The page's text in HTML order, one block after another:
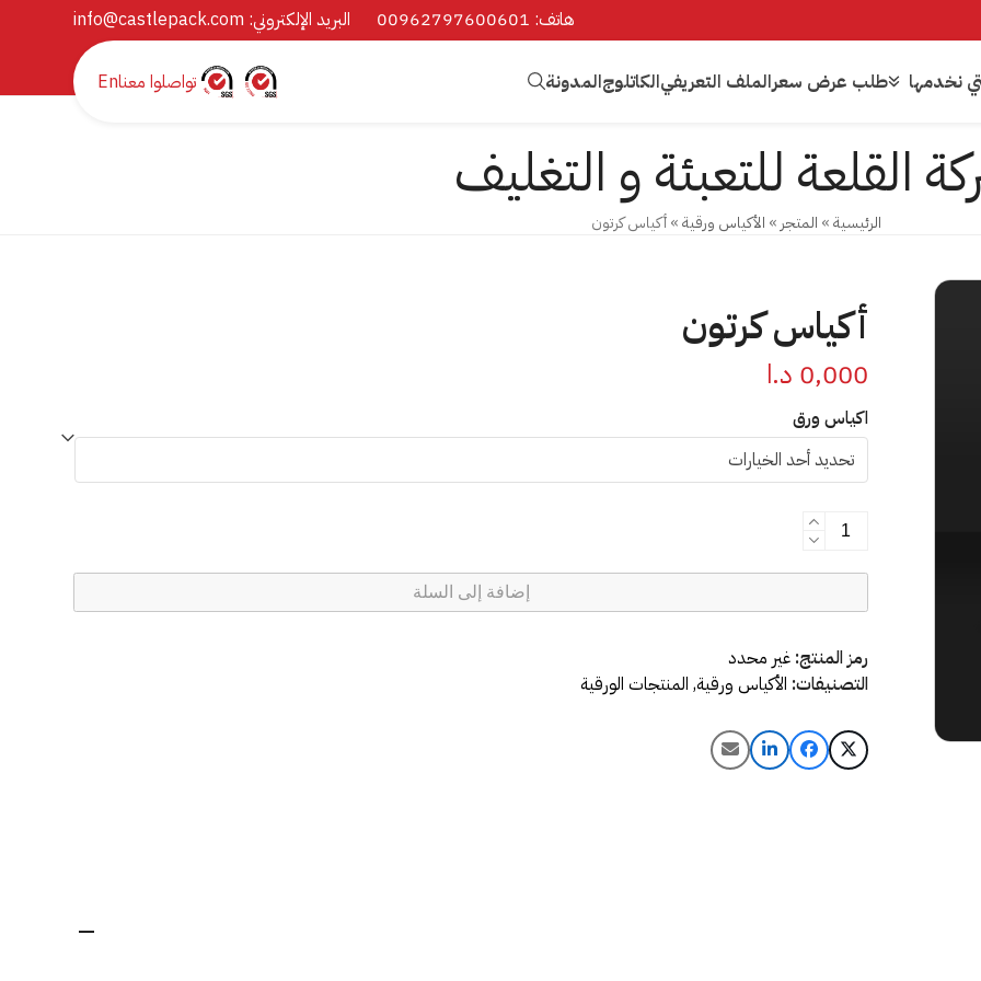
هاتف: 00962797600601 البريد الإلكتروني: info@castlepack.com
نخدمها طلب عرض سعرالملف التعريفيالكاتلوجالمدونة تواصلوا معناEn
القلعة للتعبئة و التغليف
الرئيسية» المتجر » الأكياس ورقية»أكياس كرتون
أكياس كرتون
0,000 د.ا
اكياس ورق
كرتون
إضافة إلى السلة
رمز المنتج: غير محدد
التصنيفات: الأكياس ورقية, المنتجات الورقية